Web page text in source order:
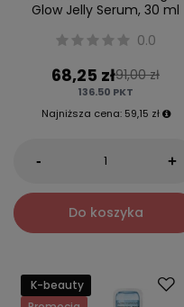
Glow Jelly Serum, 30 ml
0.0
68,25 zł91,00 zł
136.50 PKT
Najniższa cena: 59,15 zł
- +
Do koszyka
K-beauty